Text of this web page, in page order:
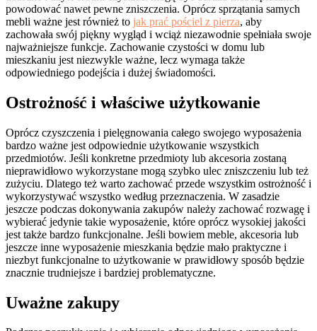
powodować nawet pewne zniszczenia. Oprócz sprzątania samych
mebli ważne jest również to jak prać pościel z pierza, aby
zachowała swój piękny wygląd i wciąż niezawodnie spełniała swoje
najważniejsze funkcje. Zachowanie czystości w domu lub
mieszkaniu jest niezwykle ważne, lecz wymaga także
odpowiedniego podejścia i dużej świadomości.
Ostrożność i właściwe użytkowanie
Oprócz czyszczenia i pielęgnowania całego swojego wyposażenia
bardzo ważne jest odpowiednie użytkowanie wszystkich
przedmiotów. Jeśli konkretne przedmioty lub akcesoria zostaną
nieprawidłowo wykorzystane mogą szybko ulec zniszczeniu lub też
zużyciu. Dlatego też warto zachować przede wszystkim ostrożność i
wykorzystywać wszystko według przeznaczenia. W zasadzie
jeszcze podczas dokonywania zakupów należy zachować rozwagę i
wybierać jedynie takie wyposażenie, które oprócz wysokiej jakości
jest także bardzo funkcjonalne. Jeśli bowiem meble, akcesoria lub
jeszcze inne wyposażenie mieszkania będzie mało praktyczne i
niezbyt funkcjonalne to użytkowanie w prawidłowy sposób będzie
znacznie trudniejsze i bardziej problematyczne.
Uważne zakupy